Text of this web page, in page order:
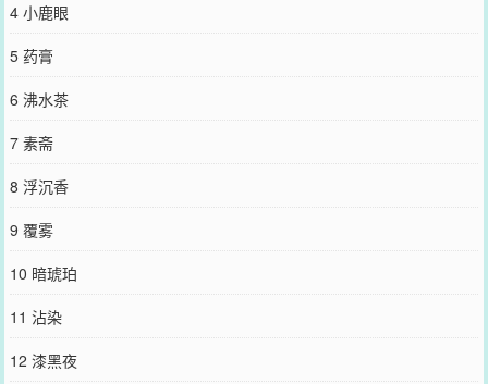
4 小鹿眼
5 药膏
6 沸水茶
7 素斋
8 浮沉香
9 覆雾
10 暗琥珀
11 沾染
12 漆黑夜